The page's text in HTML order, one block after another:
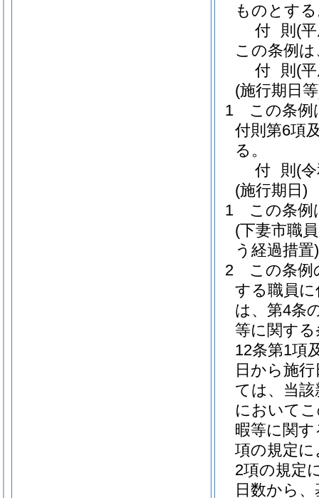
ものとす
付 則 (
この条例
付 則 (
(施行期日
1
この条例
付則第6項
る。
付 則 (
(施行期日)
1
この条例
(下妻市職
う経過措置)
2
この条例
する職員
は、第4条
等に関する
12条第1項
日から施
ては、当
において
暇等に関す
項の規定
2項の規定
日数から